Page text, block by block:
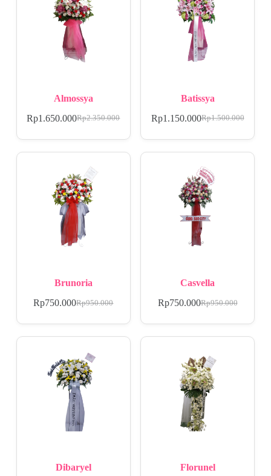
Almossya
Rp2.350.000
Rp1.650.000
Batissya
Rp1.500.000
Rp1.150.000
Brunoria
Rp950.000
Rp750.000
Casvella
Rp950.000
Rp750.000
Dibaryel Florunel